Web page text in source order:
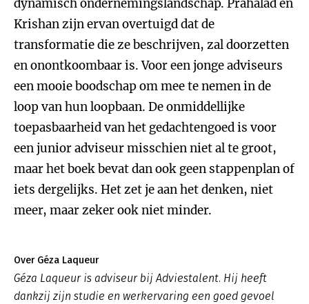
dynamisch ondernemingslandschap. Prahalad en
Krishan zijn ervan overtuigd dat de
transformatie die ze beschrijven, zal doorzetten
en onontkoombaar is. Voor een jonge adviseurs
een mooie boodschap om mee te nemen in de
loop van hun loopbaan. De onmiddellijke
toepasbaarheid van het gedachtengoed is voor
een junior adviseur misschien niet al te groot,
maar het boek bevat dan ook geen stappenplan of
iets dergelijks. Het zet je aan het denken, niet
meer, maar zeker ook niet minder.
Over Géza Laqueur
Géza Laqueur is adviseur bij Adviestalent. Hij heeft
dankzij zijn studie en werkervaring een goed gevoel